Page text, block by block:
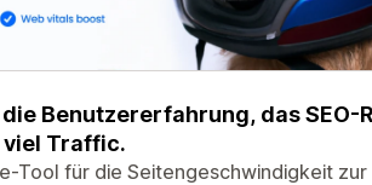
Benutzererfahrung, das SEO-
viel Traffic.
Tool für die Seitengeschwindigkeit